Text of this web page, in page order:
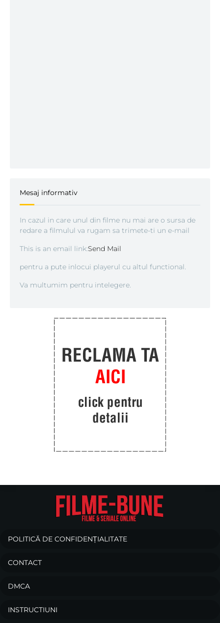
Mesaj informativ
In cazul in care unul din filme nu mai are o sursa de
redare a filmulul va rugam sa trimete-ti un e-mail
This is an email link:Send Mail
pentru a pute inlocui playerul cu altul functional.
Va multumim pentru intelegere.
POLITICĂ DE CONFIDENȚIALITATE
CONTACT
DMCA
INSTRUCTIUNI